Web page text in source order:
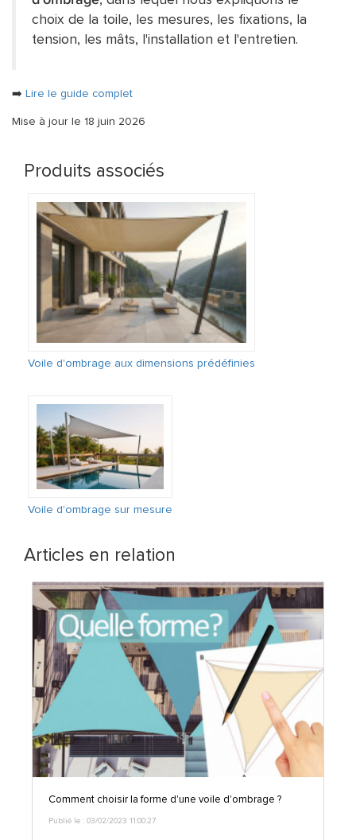
choix de la toile, les mesures, les fixations, la
tension, les mâts, l'installation et l'entretien.
➡️ Lire le guide complet
Mise à jour le 18 juin 2026
Produits associés
Voile d'ombrage aux dimensions prédéfinies
Voile d'ombrage sur mesure
Articles en relation
Comment choisir la forme d'une voile d'ombrage ?
Publié le : 03/02/2023 11:00:27